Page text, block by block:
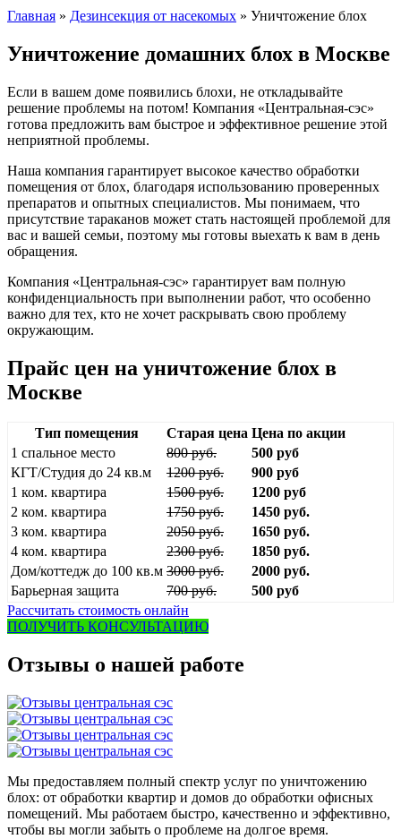
Главная » Дезинсекция от насекомых » Уничтожение блох
Уничтожение домашних блох в Москве
Если в вашем доме появились блохи, не откладывайте
решение проблемы на потом! Компания «Центральная-сэс»
готова предложить вам быстрое и эффективное решение этой
неприятной проблемы.
Наша компания гарантирует высокое качество обработки
помещения от блох, благодаря использованию проверенных
препаратов и опытных специалистов. Мы понимаем, что
присутствие тараканов может стать настоящей проблемой для
вас и вашей семьи, поэтому мы готовы выехать к вам в день
обращения.
Компания «Центральная-сэс» гарантирует вам полную
конфиденциальность при выполнении работ, что особенно
важно для тех, кто не хочет раскрывать свою проблему
окружающим.
Прайс цен на уничтожение блох в
Москве
Тип помещения Старая цена Цена по акции
1 спальное место
800 руб.
500 руб
КГТ/Студия до 24 кв.м
1200 руб.
900 руб
1 ком. квартира
1500 руб.
1200 руб
2 ком. квартира
1750 руб.
1450 руб.
3 ком. квартира
2050 руб.
1650 руб.
4 ком. квартира
2300 руб.
1850 руб.
Дом/коттедж до 100 кв.м 3000 руб.
2000 руб.
Барьерная защита
700 руб.
500 руб
Рассчитать стоимость онлайн
ПОЛУЧИТЬ КОНСУЛЬТАЦИЮ
Отзывы о нашей работе
Мы предоставляем полный спектр услуг по уничтожению
блох: от обработки квартир и домов до обработки офисных
помещений. Мы работаем быстро, качественно и эффективно,
чтобы вы могли забыть о проблеме на долгое время.